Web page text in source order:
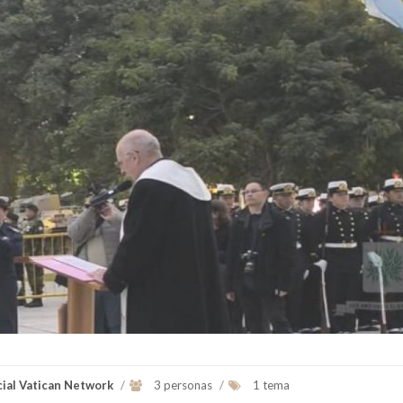
Vatican Network / 3 personas / 1 tema
Fue el primer Papa americano es el
jesuita argentino Jorge Mario
Bergoglio, arzobispo de Buenos A...
Ver Biografï¿½a y Noticias
Obispo de la Diócesis de
Eje.
Presidente de la
del Episcopad...
Ver Biografï¿½a y